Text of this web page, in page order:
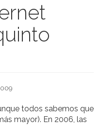
todos sabemos que
mayor). En 2006, las